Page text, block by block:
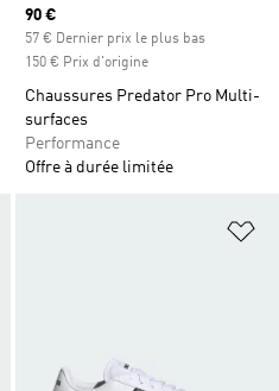
Prix actuel
90 €
57 € Dernier prix le plus bas
150 € Prix d'origine
Chaussures Predator Pro Multi-
surfaces
Performance
Offre à durée limitée
Ajouter à la Liste de produits